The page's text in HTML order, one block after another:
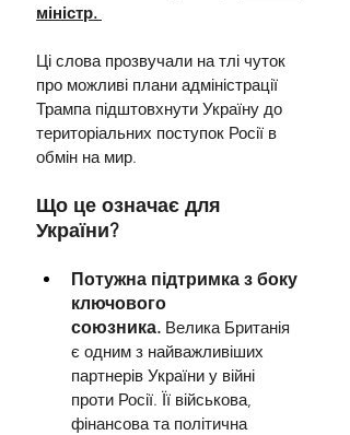
міністр.
Ці слова прозвучали на тлі чуток
про можливі плани адміністрації
Трампа підштовхнути Україну до
територіальних поступок Росії в
обмін на мир.
Що це означає для
України?
Потужна підтримка з боку
ключового
союзника. Велика Британія
є одним з найважливіших
партнерів України у війні
проти Росії. Її військова,
фінансова та політична